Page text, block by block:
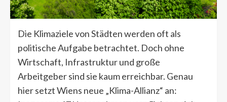
Die Klimaziele von Städten werden oft als
politische Aufgabe betrachtet. Doch ohne
Wirtschaft, Infrastruktur und große
Arbeitgeber sind sie kaum erreichbar. Genau
hier setzt Wiens neue „Klima-Allianz“ an: